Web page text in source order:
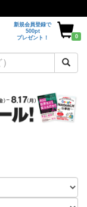
新規会員登録で
500pt
プレゼント！
0